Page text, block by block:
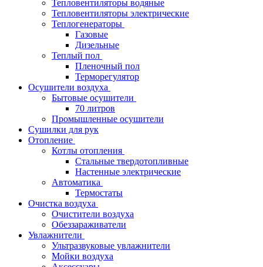
Тепловентиляторы водяные
Тепловентиляторы электрические
Теплогенераторы
Газовые
Дизельные
Теплый пол
Пленочный пол
Терморегулятор
Осушители воздуха
Бытовые осушители
70 литров
Промышленные осушители
Сушилки для рук
Отопление
Котлы отопления
Стальные твердотопливные
Настенные электрические
Автоматика
Термостаты
Очистка воздуха
Очистители воздуха
Обеззараживатели
Увлажнители
Ультразвуковые увлажнители
Мойки воздуха